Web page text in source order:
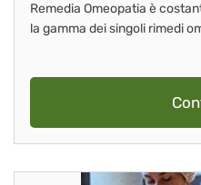
Remedia Omeopatia è
la gamma dei singoli rimedi